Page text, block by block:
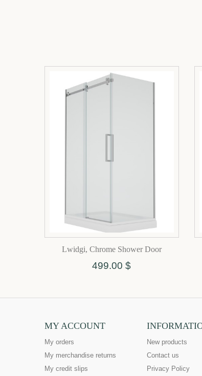
Lwidgi, Chrome Shower Door
499.00 $
MY ACCOUNT
My orders
My merchandise returns
My credit slips
New products
Contact us
Privacy Policy